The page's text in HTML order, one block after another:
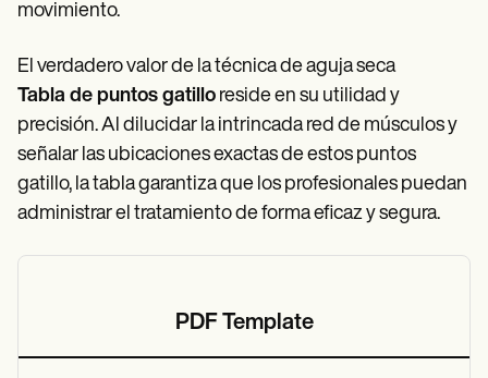
movimiento.
El verdadero valor de la técnica de aguja seca
Tabla de puntos gatillo reside en su utilidad y
precisión. Al dilucidar la intrincada red de músculos y
señalar las ubicaciones exactas de estos puntos
gatillo, la tabla garantiza que los profesionales puedan
administrar el tratamiento de forma eficaz y segura.
PDF Template